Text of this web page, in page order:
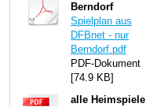
Berndorf
Spielplan aus
DFBnet - nur
Berndorf.pdf
PDF-Dokument
[74.9 KB]
alle Heimspiele